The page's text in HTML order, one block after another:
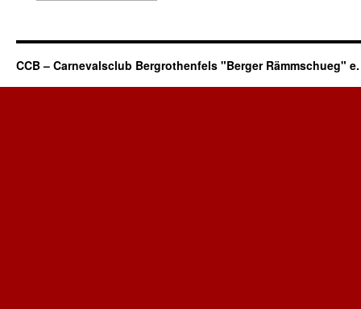
CCB – Carnevalsclub Bergrothenfels "Berger Rämmschueg" e.